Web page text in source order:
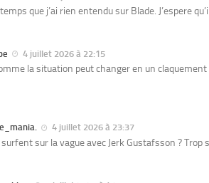
que j’ai rien entendu sur Blade. J’espere
4 juillet 2026 à 22:15
la situation peut changer en un
4 juillet 2026 à 23:37
sur la vague avec Jerk Gustafsson ? Trop